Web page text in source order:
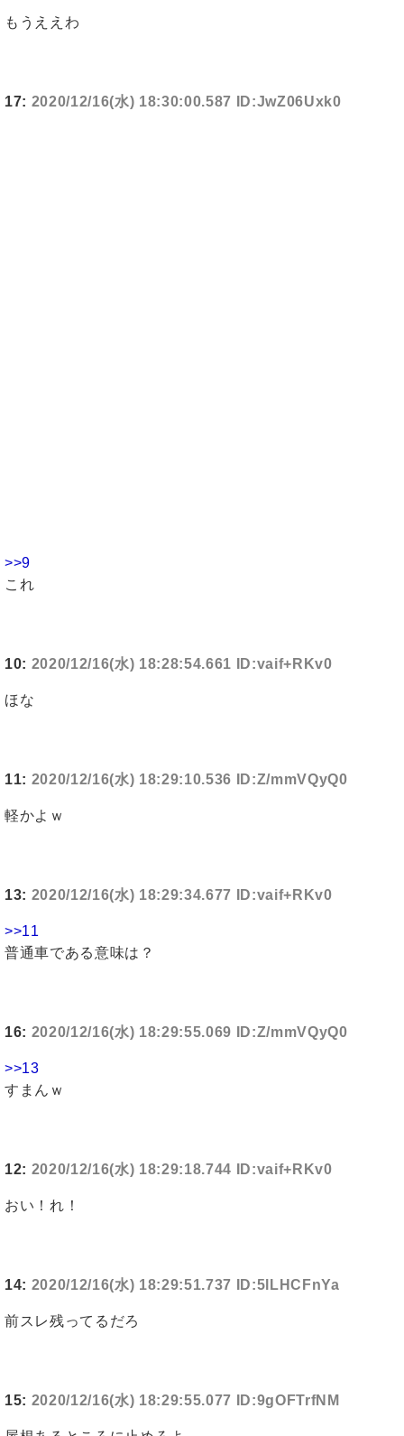
もうええわ
17: 2020/12/16(水) 18:30:00.587 ID:JwZ06Uxk0
>>9
これ
10: 2020/12/16(水) 18:28:54.661 ID:vaif+RKv0
ほな
11: 2020/12/16(水) 18:29:10.536 ID:Z/mmVQyQ0
軽かよｗ
13: 2020/12/16(水) 18:29:34.677 ID:vaif+RKv0
>>11
普通車である意味は？
16: 2020/12/16(水) 18:29:55.069 ID:Z/mmVQyQ0
>>13
すまんｗ
12: 2020/12/16(水) 18:29:18.744 ID:vaif+RKv0
おい！れ！
14: 2020/12/16(水) 18:29:51.737 ID:5lLHCFnYa
前スレ残ってるだろ
15: 2020/12/16(水) 18:29:55.077 ID:9gOFTrfNM